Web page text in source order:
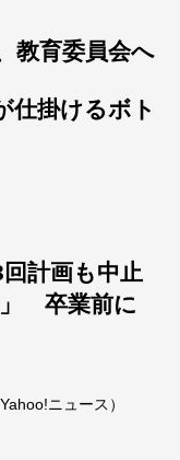
教育委員会へ
仕掛けるボト
計画も中止
」 卒業前に
ニュース）